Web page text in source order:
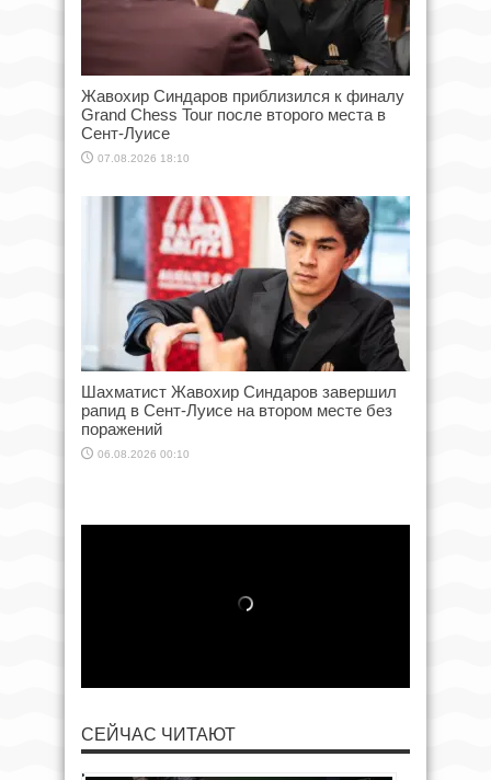
Жавохир Синдаров приблизился к финалу
Grand Chess Tour после второго места в
Сент-Луисе
07.08.2026 18:10
Шахматист Жавохир Синдаров завершил
рапид в Сент-Луисе на втором месте без
поражений
06.08.2026 00:10
СЕЙЧАС ЧИТАЮТ